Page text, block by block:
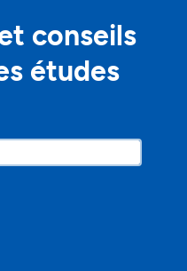
conseils
études